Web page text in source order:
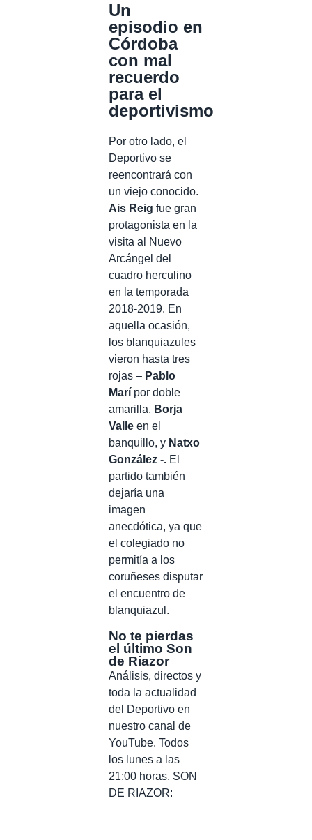
Un
episodio en
Córdoba
con mal
recuerdo
para el
deportivismo
Por otro lado, el
Deportivo se
reencontrará con
un viejo conocido.
Ais Reig fue gran
protagonista en la
visita al Nuevo
Arcángel del
cuadro herculino
en la temporada
2018-2019. En
aquella ocasión,
los blanquiazules
vieron hasta tres
rojas – Pablo
Marí por doble
amarilla, Borja
Valle en el
banquillo, y Natxo
González -. El
partido también
dejaría una
imagen
anecdótica, ya que
el colegiado no
permitía a los
coruñeses disputar
el encuentro de
blanquiazul.
No te pierdas
el último Son
de Riazor
Análisis, directos y
toda la actualidad
del Deportivo en
nuestro canal de
YouTube. Todos
los lunes a las
21:00 horas, SON
DE RIAZOR: